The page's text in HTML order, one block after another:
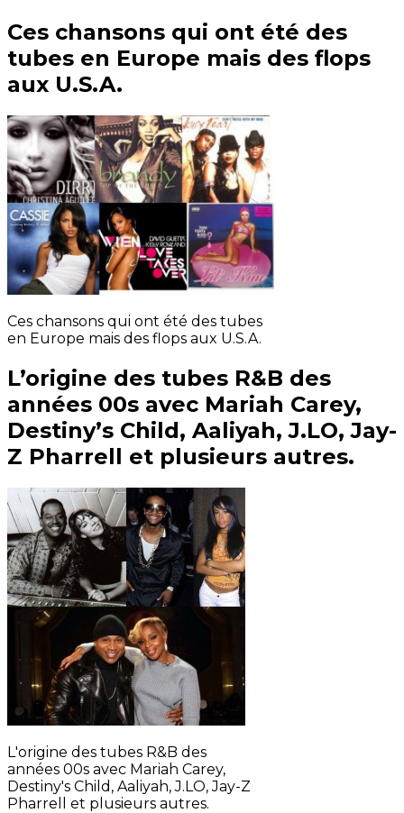
Ces chansons qui ont été des
tubes en Europe mais des flops
aux U.S.A.
Ces chansons qui ont été des tubes
en Europe mais des flops aux U.S.A.
L’origine des tubes R&B des
années 00s avec Mariah Carey,
Destiny’s Child, Aaliyah, J.LO, Jay-
Z Pharrell et plusieurs autres.
L'origine des tubes R&B des
années 00s avec Mariah Carey,
Destiny's Child, Aaliyah, J.LO, Jay-Z
Pharrell et plusieurs autres.